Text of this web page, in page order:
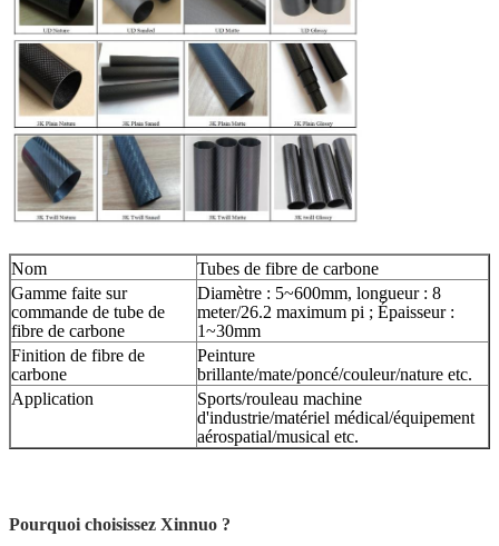
Nom
Tubes de fibre de carbone
Gamme faite sur
commande de tube de
fibre de carbone
Diamètre : 5~600mm, longueur : 8
meter/26.2 maximum pi ; Épaisseur :
1~30mm
Finition de fibre de
carbone
Peinture
brillante/mate/poncé/couleur/nature etc.
Application
Sports/rouleau machine
d'industrie/matériel médical/équipement
aérospatial/musical etc.
Pourquoi choisissez Xinnuo ?